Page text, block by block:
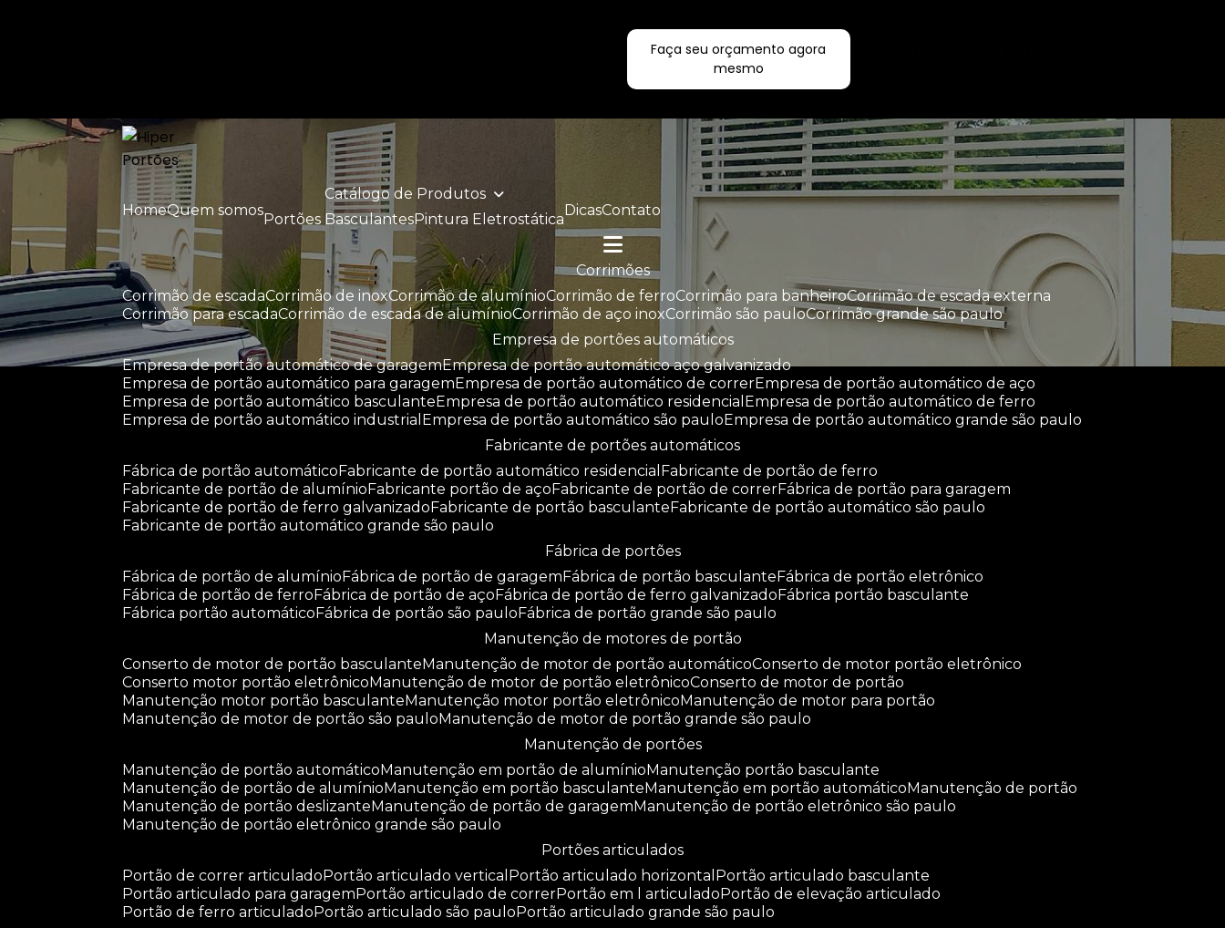
Faça seu orçamento agora
mesmo
Home Quem somos
Catálogo de Produtos
Portões Basculantes
Pintura Eletrostática
Dicas Contato
corrimões
corrimão de escada corrimão de inox corrimão de alumínio corrimão de ferro corrimão para banheiro corrimão de escada externa
corrimão para escada corrimão de escada de alumínio corrimão de aço inox corrimão são paulo corrimão grande são paulo
empresa de portões automáticos
empresa de portão automático de garagem empresa de portão automático aço galvanizado
empresa de portão automático para garagem
empresa de portão automático de correr
empresa de portão automático de aço
empresa de portão automático basculante
empresa de portão automático residencial
empresa de portão automático de ferro
empresa de portão automático industrial
empresa de portão automático são paulo
empresa de portão automático grande são paulo
fabricante de portões automáticos
fábrica de portão automático
fabricante de portão automático residencial
fabricante de portão de ferro
fabricante de portão de alumínio
fabricante portão de aço fabricante de portão de correr fábrica de portão para garagem
fabricante de portão de ferro galvanizado
fabricante de portão basculante
fabricante de portão automático são paulo
fabricante de portão automático grande são paulo
fábrica de portões
fábrica de portão de alumínio
fábrica de portão de garagem fábrica de portão basculante
fábrica de portão eletrônico
fábrica de portão de ferro
fábrica de portão de aço fábrica de portão de ferro galvanizado
fábrica portão basculante
fábrica portão automático
fábrica de portão são paulo
fábrica de portão grande são paulo
manutenção de motores de portão
conserto de motor de portão basculante
manutenção de motor de portão automático conserto de motor portão eletrônico
conserto motor portão eletrônico
manutenção de motor de portão eletrônico conserto de motor de portão
manutenção motor portão basculante
manutenção motor portão eletrônico
manutenção de motor para portão
manutenção de motor de portão são paulo
manutenção de motor de portão grande são paulo
manutenção de portões
manutenção de portão automático
manutenção em portão de alumínio
manutenção portão basculante
manutenção de portão de alumínio
manutenção em portão basculante manutenção em portão automático
manutenção de portão
manutenção de portão deslizante
manutenção de portão de garagem
manutenção de portão eletrônico são paulo
manutenção de portão eletrônico grande são paulo
portões articulados
portão de correr articulado
portão articulado vertical portão articulado horizontal
portão articulado basculante
portão articulado para garagem
portão articulado de correr portão em l articulado
portão de elevação articulado
portão de ferro articulado
portão articulado são paulo
portão articulado grande são paulo